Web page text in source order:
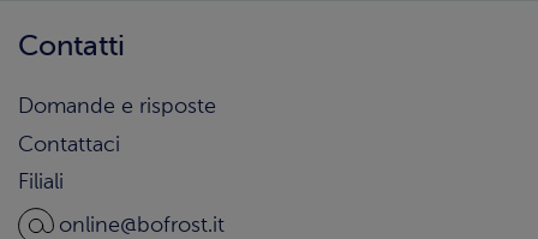
Contatti
Domande e risposte
Contattaci
Filiali
online@bofrost.it